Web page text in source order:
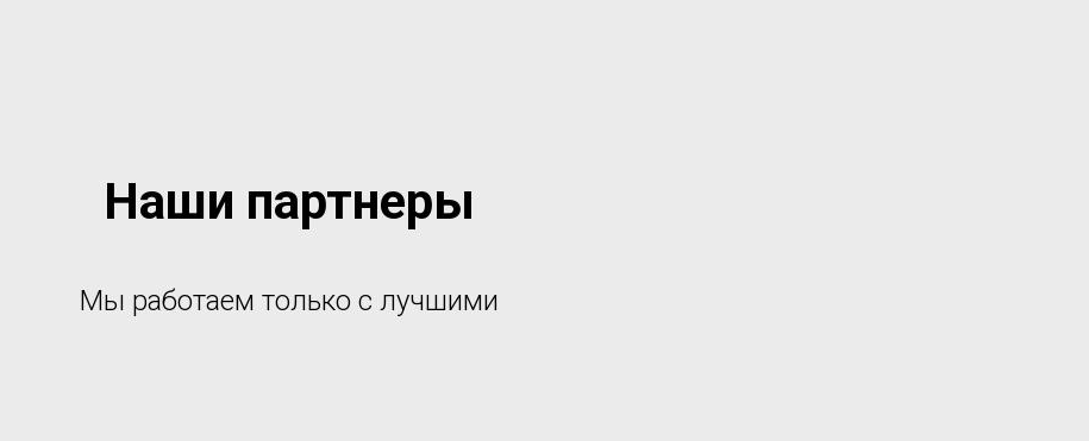
Наши партнеры
Мы работаем только с лучшими